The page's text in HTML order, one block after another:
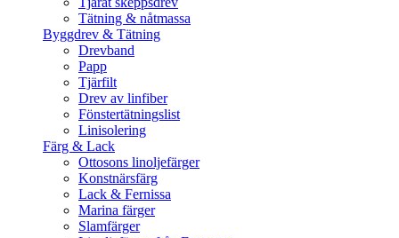
Tätning & nåtmassa
Byggdrev & Tätning
Drevband
Papp
Tjärfilt
Drev av linfiber
Fönstertätningslist
Linisolering
Färg & Lack
Ottosons linoljefärger
Konstnärsfärg
Lack & Fernissa
Marina färger
Slamfärger